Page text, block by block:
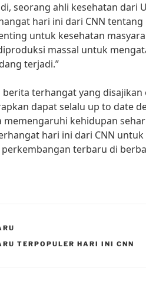
seorang ahli kesehatan dari
hari ini dari CNN
untuk kesehatan
massal untuk
terjadi.”
terhangat yang disajikan
dapat selalu up to date
kehidupan
hari ini dari CNN
terbaru di
TERPOPULER HARI INI CNN